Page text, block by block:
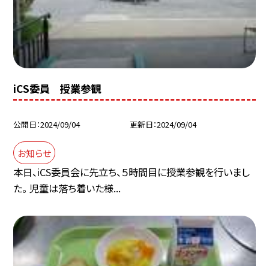
iCS委員 授業参観
公開日 2024/09/04 更新日 2024/09/04
お知らせ
本日、iCS委員会に先立ち、５時間目に授業参観を行いまし
た。 児童は落ち着いた様...